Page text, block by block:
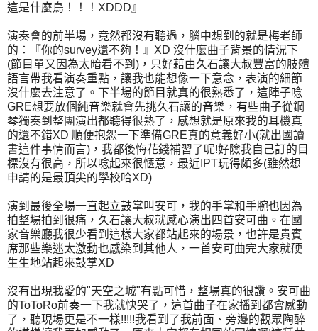
這是什麼鳥！！！XDDD』
演奏會的前半場，竟然都沒有聽過，腦中想到的就是梅老師
的：『你的survey還不夠！』XD 沒什麼曲子背景的情況下
(節目單又因為太暗看不到)，只好藉由久石讓大叔豐富的肢體
語言帶我看演奏重點，讓我也能想像一下意念，表演的細節
沒什麼去注意了。下半場的節目就真的很熟悉了，這陣子唸
GRE想要放個純音樂就會先挑久石讓的音樂，有些曲子從鋼
琴獨奏到整團演出都聽得很熟了，感想就是原來我的耳機真
的還不錯XD 順便抱怨一下準備GRE真的意義好小(就出國讀
書這件事情而言)，我都後悔花錢補習了呢!好險我自己訂的目
標沒有很高，所以唸起來很愜意，最近IPT玩得頗多(雖然想
申請的是最頂尖的學校哈XD)
演到最後全場一直起立鼓掌叫安可，我的手掌和手腕也因為
拍整場拍到很痛，久石讓大叔就感心演出四首安可曲。在國
家音樂廳我很少看到這樣大家都站起來的場景，也許是貴賓
席那些樂迷太激動也感染到其他人，一首安可曲完大家就硬
生生地站起來鼓掌XD
沒有出現我愛的"天空之城"有點可惜，整場真的很讚。安可曲
的ToToRo前奏一下我就快哭了，這首曲子在家播到都會感動
了，聽現場更是不一樣!!!!!我看到了我前面、旁邊的觀眾陶醉